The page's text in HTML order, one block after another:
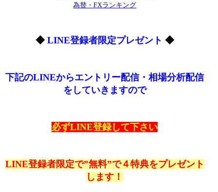
為替・FXランキング
◆ LINE登録者限定プレゼント ◆
下記のLINEからエントリー配信・相場分析配信
をしていきますので
必ずLINE登録して下さい
LINE登録者限定で”無料”で４特典をプレゼント
します！